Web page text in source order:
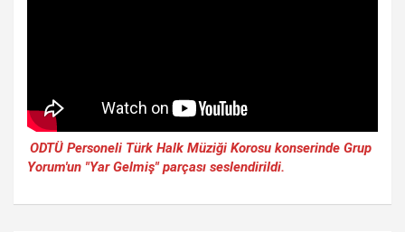
ODTÜ Personeli Türk Halk Müziği Korosu konserinde Grup
Yorum'un "Yar Gelmiş" parçası seslendirildi.